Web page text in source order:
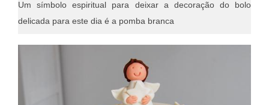
Um símbolo espiritual para deixar a decoração do bolo
delicada para este dia é a pomba branca